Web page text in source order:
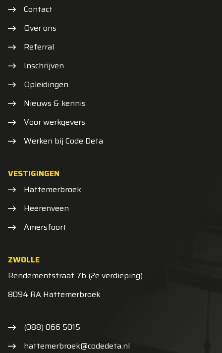
Contact
Over ons
Referral
Inschrijven
Opleidingen
Nieuws & kennis
Voor werkgevers
Werken bij Code Deta
VESTIGINGEN
Hattemerbroek
Heerenveen
Amersfoort
ZWOLLE
Rendementstraat 7b (2e verdieping)
8094 RA Hattemerbroek
(088) 066 5015
hattemerbroek@codedeta.nl